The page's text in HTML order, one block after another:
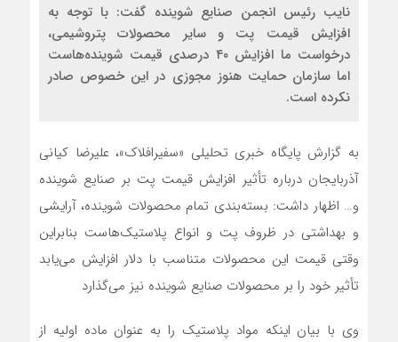
نایب رئیس انجمن صنایع شوینده گفت: با توجه به
افزایش قیمت پت و سایر محصولات پتروشیمی،
درخواست ما افزایش ۴۰ درصدی قیمت شوینده‌هاست
اما سازمان حمایت هنوز مجوزی در این خصوص صادر
نکرده است.
به گزارش پایگاه خبری تحلیلی «سفیرافلاک»، علیرضا کیانی
آذربایجان درباره تأثیر افزایش قیمت پت بر صنایع شوینده
و… اظهار داشت: بسته‌بندی تمام محصولات شوینده، آرایشی
و بهداشتی در ظروف پت و انواع پلاستیک‌هاست بنابراین
وقتی قیمت این محصولات متناسب با دلار افزایش می‌یابد
تأثیر خود را بر محصولات صنایع شوینده نیز می‌گذارد
وی با بیان اینکه مواد پلاستیک را به عنوان ماده اولیه از